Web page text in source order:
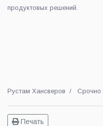
продуктовых решений.
Рустам Хансверов Срочно
Печать